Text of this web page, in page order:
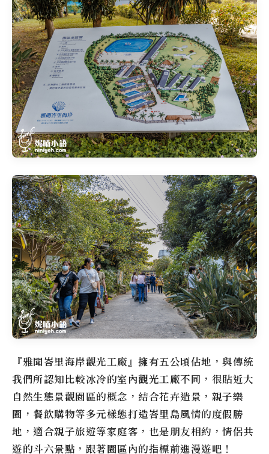
『雅聞峇里海岸觀光工廠』擁有五公頃佔地，與傳統
我們所認知比較冰冷的室內觀光工廠不同，很貼近大
自然生態景觀園區的概念，結合花卉造景，親子樂
園，餐飲購物等多元樣態打造峇里島風情的度假勝
地，適合親子旅遊等家庭客，也是朋友相約，情侶共
遊的斗六景點，跟著園區內的指標前進漫遊吧！